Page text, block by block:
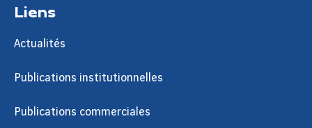
Liens
Actualités
Publications institutionnelles
Publications commerciales